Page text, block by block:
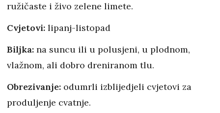
ružičaste i živo zelene limete.
Cvjetovi: lipanj-listopad
Biljka: na suncu ili u polusjeni, u plodnom,
vlažnom, ali dobro dreniranom tlu.
Obrezivanje: odumrli izblijedjeli cvjetovi za
produljenje cvatnje.